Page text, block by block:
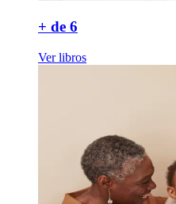
+ de 6
Ver libros